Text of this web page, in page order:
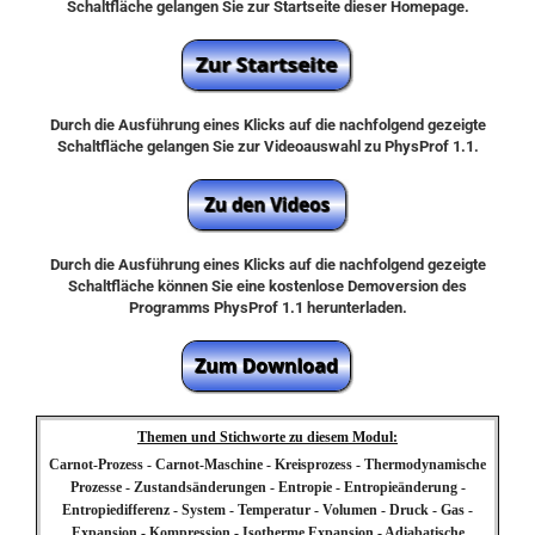
Schaltfläche gelangen Sie zur Startseite dieser Homepage.
Durch die Ausführung eines Klicks auf die nachfolgend gezeigte
Schaltfläche gelangen Sie zur Videoauswahl zu PhysProf 1.1.
Durch die Ausführung eines Klicks auf die nachfolgend gezeigte
Schaltfläche können Sie eine kostenlose Demoversion des
Programms PhysProf 1.1 herunterladen.
Themen und Stichworte zu diesem Modul:
Carnot-Prozess - Carnot-Maschine - Kreisprozess - Thermodynamische
Prozesse - Zustandsänderungen - Entropie - Entropieänderung -
Entropiedifferenz - System - Temperatur - Volumen - Druck - Gas -